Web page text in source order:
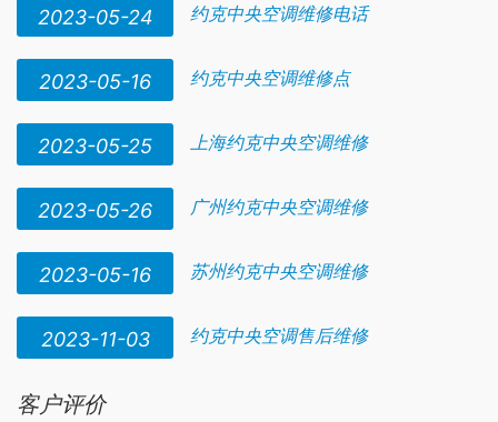
2023-05-24 约克中央空调维修电话
2023-05-16 约克中央空调维修点
2023-05-25 上海约克中央空调维修
2023-05-26 广州约克中央空调维修
2023-05-16 苏州约克中央空调维修
2023-11-03 约克中央空调售后维修
客户评价